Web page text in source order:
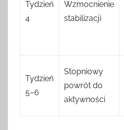
Tydzień
4
Wzmocnienie
stabilizacji
Tydzień
5–6
Stopniowy
powrót do
aktywności